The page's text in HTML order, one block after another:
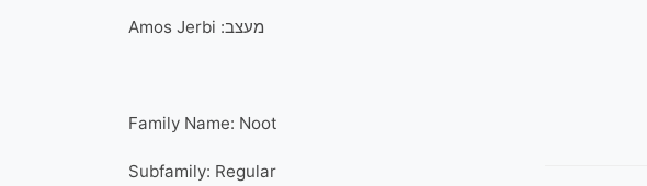
מעצב: Amos Jerbi
Family Name: Noot
Subfamily: Regular